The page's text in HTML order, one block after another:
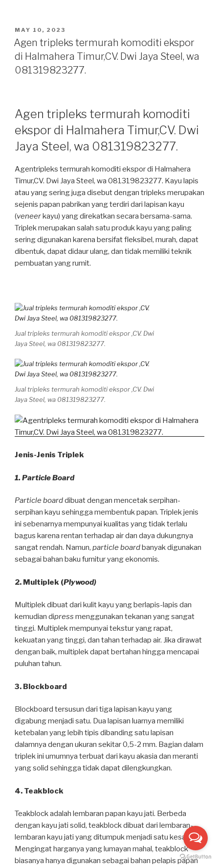
POSTED
ON
MAY 10, 2023
Agen tripleks termurah komoditi ekspor
di Halmahera Timur,CV. Dwi Jaya Steel, wa
081319823277.
Agen tripleks termurah komoditi
ekspor di Halmahera Timur,CV. Dwi
Jaya Steel, wa 081319823277.
Agentripleks termurah komoditi ekspor di Halmahera
Timur,CV. Dwi Jaya Steel, wa 081319823277. Kayu lapis
atau yang sering juga disebut dengan tripleks merupakan
sejenis papan pabrikan yang terdiri dari lapisan kayu
(veneerkayu) yang direkatkan secara bersama-sama.
Triplek merupakan salah satu produk kayu yang paling
sering digunakan karena bersifat fleksibel, murah, dapat
dibentuk, dapat didaur ulang, dan tidak memiliki teknik
pembuatan yang rumit.
Jual tripleks termurah komoditi ekspor ,CV. Dwi
Jaya Steel, wa 081319823277.
Jual tripleks termurah komoditi ekspor ,CV. Dwi
Jaya Steel, wa 081319823277.
Jenis-Jenis Triplek
1. Particle Board
Particle boarddibuat dengan mencetak serpihan-
serpihan kayu sehingga membentuk papan. Triplek jenis
ini sebenarnya mempunyai kualitas yang tidak terlalu
bagus karena rentan terhadap air dan daya dukungnya
sangat rendah. Namun, particle board banyak digunakan
sebagai bahan baku furnitur yang ekonomis.
2. Multiplek (Plywood)
Multiplek dibuat dari kulit kayu yang berlapis-lapis dan
kemudian dipress menggunakan tekanan yang sangat
tinggi. Multiplek mempunyai tekstur yang rapat,
kekuatan yang tinggi, dan tahan terhadap air. Jika dirawat
dengan baik, multiplek dapat bertahan hingga mencapai
puluhan tahun.
3. Blockboard
Blockboard tersusun dari tiga lapisan kayu yang
digabung menjadi satu. Dua lapisan luarnya memiliki
ketebalan yang lebih tipis dibanding satu lapisan
dalamnya dengan ukuran sekitar 0,5-2 mm. Bagian dalam
triplek ini umumnya terbuat dari kayu akasia dan meranti
yang solid sehingga tidak dapat dilengkungkan.
4. Teakblock
Teakblock adalah lembaran papan kayu jati. Berbeda
dengan kayu jati solid, teakblock dibuat dari lembaran-
lembaran kayu jati yang ditumpuk menjadi satu kesatuan.
Mengingat harganya yang lumayan mahal, teakblock
biasanya hanya digunakan sebagai bahan pelapis papan